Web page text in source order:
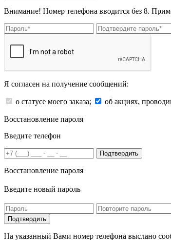
Внимание! Номер телефона вводится без 8.
Я согласен на получение сообщений:
о статусе моего заказа; об акциях,
Восстановление пароля
Введите телефон
Подтвердить
Восстановление пароля
Введите новый пароль
На указанный Вами номер телефона выслано